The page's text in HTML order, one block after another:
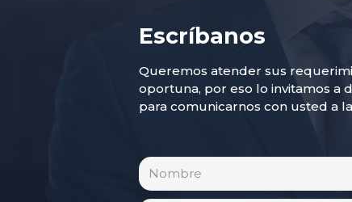
Escríbanos
Queremos atender sus
oportuna, por eso lo invitamos a
para comunicarnos con usted a